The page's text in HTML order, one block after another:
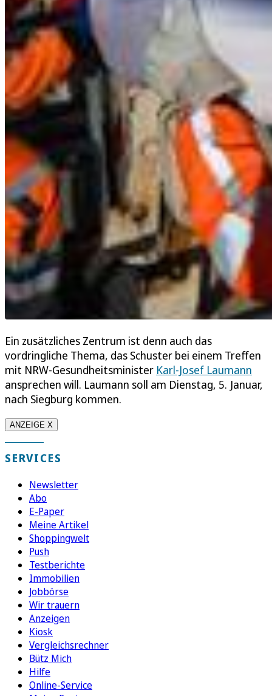
Ein zusätzliches Zentrum ist denn auch das
vordringliche Thema, das Schuster bei einem Treffen
mit NRW-Gesundheitsminister Karl-Josef Laumann
ansprechen will. Laumann soll am Dienstag, 5. Januar,
nach Siegburg kommen.
ANZEIGE X
SERVICES
Newsletter
Abo
E-Paper
Meine Artikel
Shoppingwelt
Push
Testberichte
Immobilien
Jobbörse
Wir trauern
Anzeigen
Kiosk
Vergleichsrechner
Bütz Mich
Hilfe
Online-Service